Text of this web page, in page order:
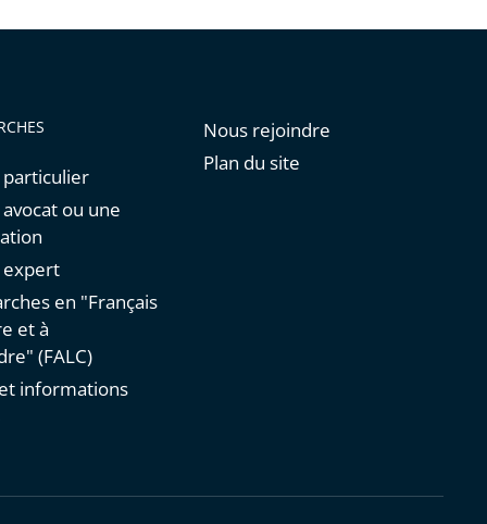
particulier
avocat ou une
expert
en "Français
et à
(FALC)
informations
Nous rejoindre
Plan du site